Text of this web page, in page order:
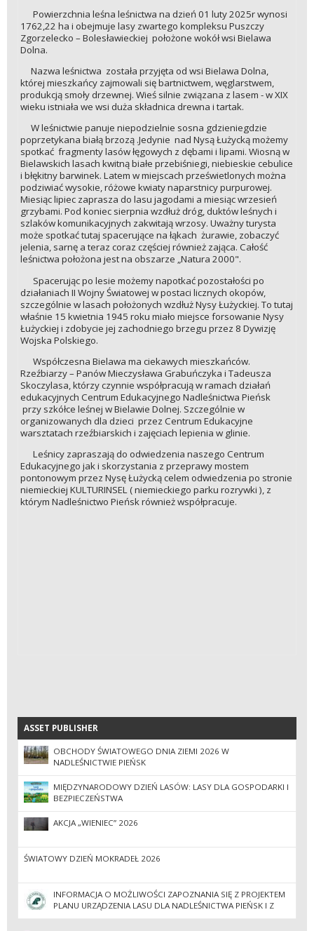
Powierzchnia leśna leśnictwa na dzień 01 luty 2025r wynosi
1762,22 ha i obejmuje lasy zwartego kompleksu Puszczy
Zgorzelecko – Bolesławieckiej położone wokół wsi Bielawa
Dolna.
Nazwa leśnictwa została przyjęta od wsi Bielawa Dolna,
której mieszkańcy zajmowali się bartnictwem, węglarstwem,
produkcją smoły drzewnej. Wieś silnie związana z lasem - w XIX
wieku istniała we wsi duża składnica drewna i tartak.
W leśnictwie panuje niepodzielnie sosna gdzieniegdzie
poprzetykana białą brzozą .Jedynie nad Nysą Łużycką możemy
spotkać fragmenty lasów łęgowych z dębami i lipami. Wiosną w
Bielawskich lasach kwitną białe przebiśniegi, niebieskie cebulice
i błękitny barwinek. Latem w miejscach prześwietlonych można
podziwiać wysokie, różowe kwiaty naparstnicy purpurowej.
Miesiąc lipiec zaprasza do lasu jagodami a miesiąc wrzesień
grzybami. Pod koniec sierpnia wzdłuż dróg, duktów leśnych i
szlaków komunikacyjnych zakwitają wrzosy. Uważny turysta
może spotkać tutaj spacerujące na łąkach żurawie, zobaczyć
jelenia, sarnę a teraz coraz częściej również zająca. Całość
leśnictwa położona jest na obszarze „Natura 2000".
Spacerując po lesie możemy napotkać pozostałości po
działaniach II Wojny Światowej w postaci licznych okopów,
szczególnie w lasach położonych wzdłuż Nysy Łużyckiej. To tutaj
właśnie 15 kwietnia 1945 roku miało miejsce forsowanie Nysy
Łużyckiej i zdobycie jej zachodniego brzegu przez 8 Dywizję
Wojska Polskiego.
Współczesna Bielawa ma ciekawych mieszkańców.
Rzeźbiarzy – Panów Mieczysława Grabuńczyka i Tadeusza
Skoczylasa, którzy czynnie współpracują w ramach działań
edukacyjnych Centrum Edukacyjnego Nadleśnictwa Pieńsk
przy szkółce leśnej w Bielawie Dolnej. Szczególnie w
organizowanych dla dzieci przez Centrum Edukacyjne
warsztatach rzeźbiarskich i zajęciach lepienia w glinie.
Leśnicy zapraszają do odwiedzenia naszego Centrum
Edukacyjnego jak i skorzystania z przeprawy mostem
pontonowym przez Nysę Łużycką celem odwiedzenia po stronie
niemieckiej KULTURINSEL ( niemieckiego parku rozrywki ), z
którym Nadleśnictwo Pieńsk również współpracuje.
ASSET PUBLISHER
ASSET PUBLISHER
OBCHODY ŚWIATOWEGO DNIA ZIEMI 2026 W
NADLEŚNICTWIE PIEŃSK
MIĘDZYNARODOWY DZIEŃ LASÓW: LASY DLA GOSPODARKI I
BEZPIECZEŃSTWA
AKCJA „WIENIEC” 2026
ŚWIATOWY DZIEŃ MOKRADEŁ 2026
INFORMACJA O MOŻLIWOŚCI ZAPOZNANIA SIĘ Z PROJEKTEM
PLANU URZĄDZENIA LASU DLA NADLEŚNICTWA PIEŃSK I Z